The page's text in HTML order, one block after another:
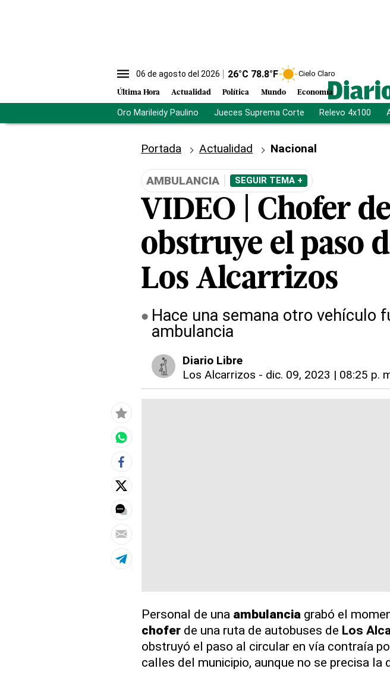
06 de agosto del 2026 26°C 78.8°F Cielo Claro
Última Hora Actualidad Política Mundo Economía
Oro Marileidy Paulino Jueces Suprema Corte Relevo 4x100
Portada Actualidad Nacional
AMBULANCIA SEGUIR TEMA +
VIDEO | Chofer
obstruye el paso
Los Alcarrizos
Hace una semana otro vehículo
ambulancia
Diario Libre
Los Alcarrizos - dic. 09, 2023 | 08:25 p.
Personal de una ambulancia grabó el
choferde una ruta de autobuses de Los
obstruyó el paso al circular en vía contraía
calles del municipio, aunque no se precisa la